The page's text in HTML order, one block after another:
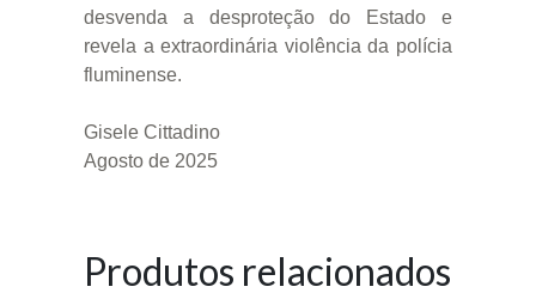
desvenda a desproteção do Estado e
revela a extraordinária violência da polícia
fluminense.
Gisele Cittadino
Agosto de 2025
Produtos relacionados